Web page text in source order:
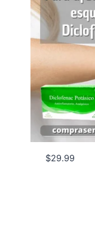
$29.99